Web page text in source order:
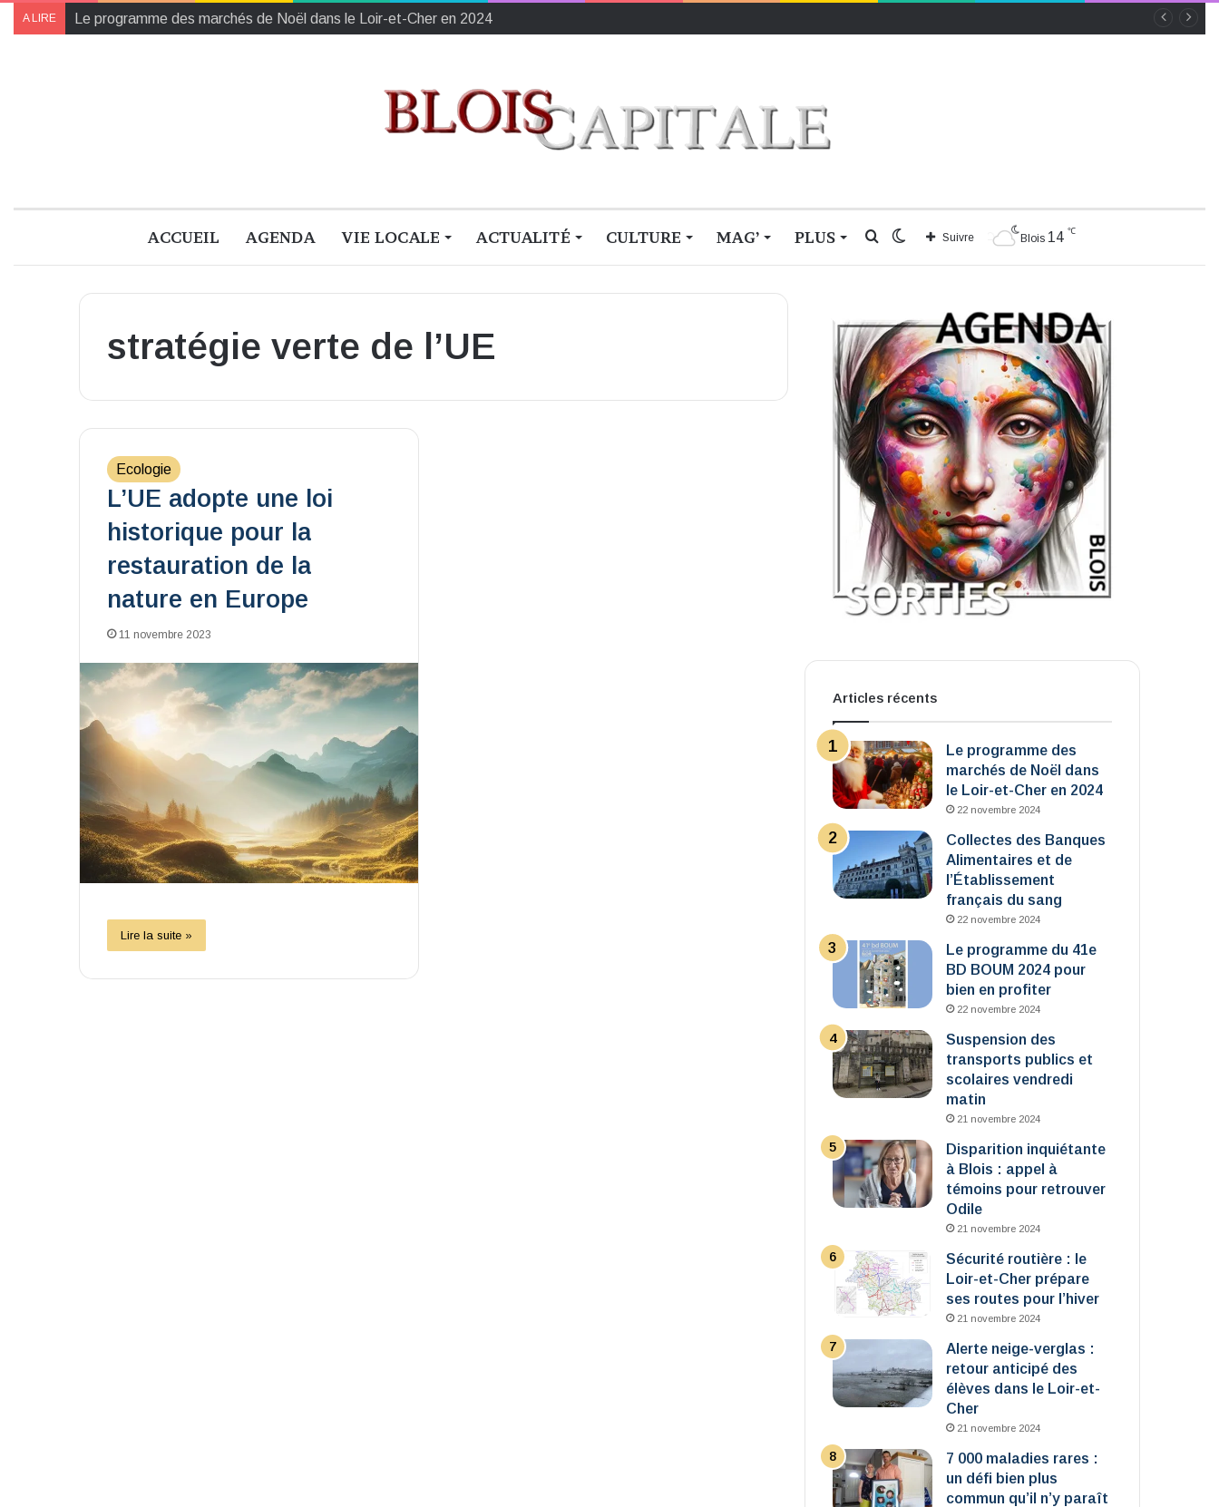
A LIRE Collectes des Banques Alimentaires et de l’Établissement français du sang
ACCUEIL AGENDA VIE LOCALE ACTUALITÉ CULTURE MAG’ PLUS Blois 14 ℃
Suivre
Switch
Rechercher
stratégie verte de l’UE
Ecologie
L’UE adopte une loi
historique pour la
restauration de la
nature en Europe
11 novembre 2023
Lire la suite »
Articles récents
Le programme des
marchés de Noël dans
le Loir-et-Cher en 2024
22 novembre 2024
Collectes des Banques
Alimentaires et de
l’Établissement
français du sang
22 novembre 2024
Le programme du 41e
BD BOUM 2024 pour
bien en profiter
22 novembre 2024
Suspension des
transports publics et
scolaires vendredi
matin
21 novembre 2024
Disparition inquiétante
à Blois : appel à
témoins pour retrouver
Odile
21 novembre 2024
Sécurité routière : le
Loir-et-Cher prépare
ses routes pour l’hiver
21 novembre 2024
Alerte neige-verglas :
retour anticipé des
élèves dans le Loir-et-
Cher
21 novembre 2024
7 000 maladies rares :
un défi bien plus
commun qu’il n’y paraît